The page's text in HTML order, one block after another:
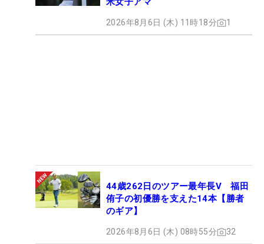
2026年8月6日 (木) 11時18分 1
44歳262日のツアー最年長V 福田
侑子の初優勝を支えた14本【勝者
のギア】
2026年8月6日 (木) 08時55分 32